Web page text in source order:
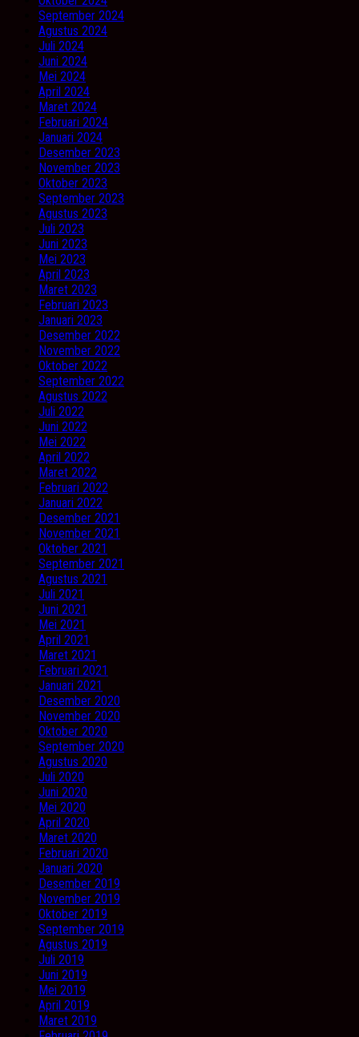
September 2024
Agustus 2024
Juli 2024
Juni 2024
Mei 2024
April 2024
Maret 2024
Februari 2024
Januari 2024
Desember 2023
November 2023
Oktober 2023
September 2023
Agustus 2023
Juli 2023
Juni 2023
Mei 2023
April 2023
Maret 2023
Februari 2023
Januari 2023
Desember 2022
November 2022
Oktober 2022
September 2022
Agustus 2022
Juli 2022
Juni 2022
Mei 2022
April 2022
Maret 2022
Februari 2022
Januari 2022
Desember 2021
November 2021
Oktober 2021
September 2021
Agustus 2021
Juli 2021
Juni 2021
Mei 2021
April 2021
Maret 2021
Februari 2021
Januari 2021
Desember 2020
November 2020
Oktober 2020
September 2020
Agustus 2020
Juli 2020
Juni 2020
Mei 2020
April 2020
Maret 2020
Februari 2020
Januari 2020
Desember 2019
November 2019
Oktober 2019
September 2019
Agustus 2019
Juli 2019
Juni 2019
Mei 2019
April 2019
Maret 2019